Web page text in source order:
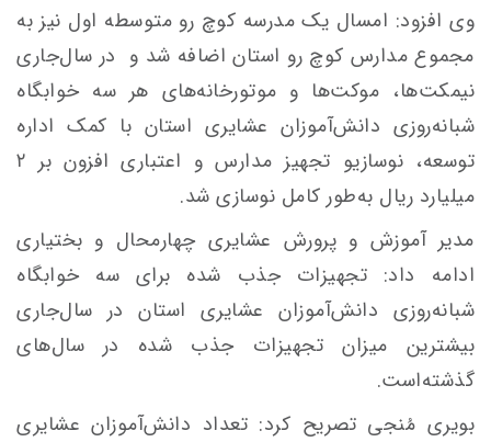
وی افزود: امسال یک مدرسه کوچ‌ رو متوسطه اول نیز به
مجموع مدارس کوچ‌ رو استان اضافه شد و در سال‌جاری
نیمکت‌ها، موکت‌ها و موتورخانه‌های هر سه خوابگاه
شبانه‌روزی دانش‌آموزان عشایری استان با کمک اداره
توسعه، نوسازیو تجهیز مدارس و اعتباری افزون بر ۲
میلیارد ریال به‌طور کامل نوسازی شد.
مدیر آموزش و پرورش عشایری چهارمحال و بختیاری
ادامه داد: تجهیزات جذب شده برای سه خوابگاه
شبانه‌روزی دانش‌آموزان عشایری استان در سال‌جاری
بیشترین میزان تجهیزات جذب شده در سال‌های
گذشته‌است.
بویری مُنجی تصریح کرد: تعداد دانش‌آموزان عشایری